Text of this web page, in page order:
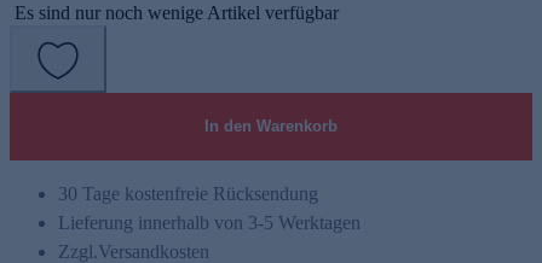
Es sind nur noch wenige Artikel verfügbar
In den Warenkorb
30 Tage kostenfreie Rücksendung
Lieferung innerhalb von 3-5 Werktagen
Zzgl.Versandkosten